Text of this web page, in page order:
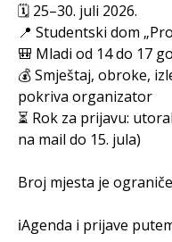
🗓️ 25–30. juli 2026.
📍 Studentski dom
🎒 Mladi od 14 do 17
💰 Smještaj, obroke,
pokriva organizator
⏳ Rok za prijavu:
na mail do 15. jula)
Broj mjesta je
ℹ️Agenda i prijave